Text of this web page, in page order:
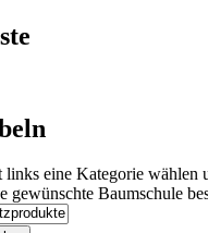
links eine Kategorie wählen
gewünschte Baumschule